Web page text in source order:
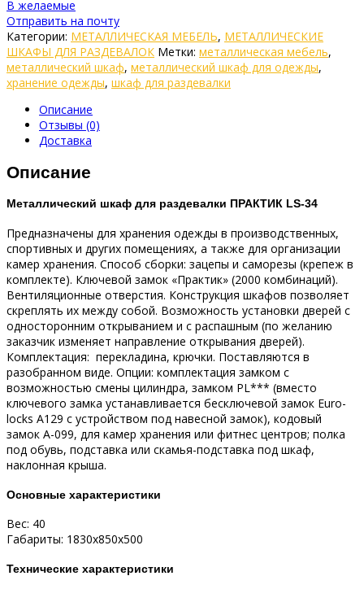
В желаемые
Отправить на почту
Категории: МЕТАЛЛИЧЕСКАЯ МЕБЕЛЬ, МЕТАЛЛИЧЕСКИЕ
ШКАФЫ ДЛЯ РАЗДЕВАЛОК Метки: металлическая мебель,
металлический шкаф, металлический шкаф для одежды,
хранение одежды, шкаф для раздевалки
Описание
Отзывы (0)
Доставка
Описание
Металлический шкаф для раздевалки ПРАКТИК LS-34
Предназначены для хранения одежды в производственных,
спортивных и других помещениях, а также для организации
камер хранения. Способ сборки: зацепы и саморезы (крепеж в
комплекте). Ключевой замок «Практик» (2000 комбинаций).
Вентиляционные отверстия. Конструкция шкафов позволяет
скреплять их между собой. Возможность установки дверей с
односторонним открыванием и с распашным (по желанию
заказчик изменяет направление открывания дверей).
Комплектация: перекладина, крючки. Поставляются в
разобранном виде. Опции: комплектация замком с
возможностью смены цилиндра, замком PL*** (вместо
ключевого замка устанавливается бесключевой замок Euro-
locks A129 с устройством под навесной замок), кодовый
замок А-099, для камер хранения или фитнес центров; полка
под обувь, подставка или скамья-подставка под шкаф,
наклонная крыша.
Основные характеристики
Вес: 40
Габариты: 1830x850x500
Технические характеристики